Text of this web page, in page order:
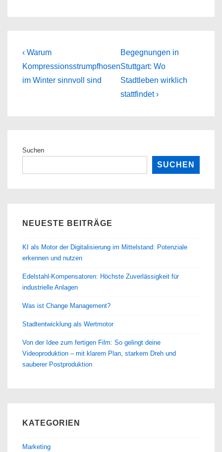
Beitragsnavigation
Previous
Post
is
‹ Warum
Kompressionsstrumpfhosen
im Winter sinnvoll sind
Next
Post
is
Begegnungen in
Stuttgart: Wo
Stadtleben wirklich
stattfindet ›
Suchen
SUCHEN
NEUESTE BEITRÄGE
KI als Motor der Digitalisierung im Mittelstand: Potenziale
erkennen und nutzen
Edelstahl-Kompensatoren: Höchste Zuverlässigkeit für
industrielle Anlagen
Was ist Change Management?
Stadtentwicklung als Wertmotor
Von der Idee zum fertigen Film: So gelingt deine
Videoproduktion – mit klarem Plan, starkem Dreh und
sauberer Postproduktion
KATEGORIEN
Marketing